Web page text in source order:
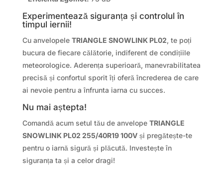
Experimentează siguranța și controlul în
timpul iernii!
Cu anvelopele TRIANGLE SNOWLINK PL02, te poți
bucura de fiecare călătorie, indiferent de condițiile
meteorologice. Aderența superioară, manevrabilitatea
precisă și confortul sporit îți oferă încrederea de care
ai nevoie pentru a înfrunta iarna cu succes.
Nu mai aștepta!
Comandă acum setul tău de anvelope TRIANGLE
SNOWLINK PL02 255/40R19 100Vși pregătește-te
pentru o iarnă sigură și plăcută. Investește în
siguranța ta și a celor dragi!